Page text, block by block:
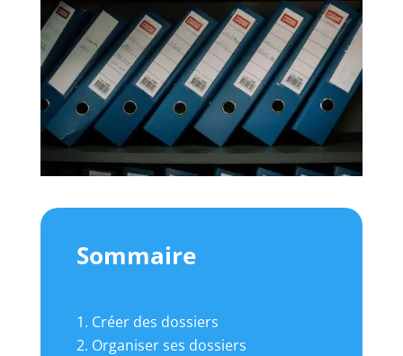
Sommaire
Créer des dossiers
Organiser ses dossiers